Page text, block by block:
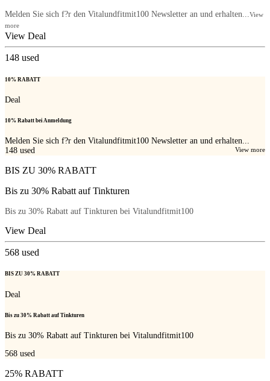
Melden Sie sich f?r den Vitalundfitmit100 Newsletter an und erhalten...View
more
View Deal
148 used
10% RABATT
Deal
10% Rabatt bei Anmeldung
Melden Sie sich f?r den Vitalundfitmit100 Newsletter an und erhalten...
View more
148 used
BIS ZU 30% RABATT
Bis zu 30% Rabatt auf Tinkturen
Bis zu 30% Rabatt auf Tinkturen bei Vitalundfitmit100
View Deal
568 used
BIS ZU 30% RABATT
Deal
Bis zu 30% Rabatt auf Tinkturen
Bis zu 30% Rabatt auf Tinkturen bei Vitalundfitmit100
568 used
25% RABATT